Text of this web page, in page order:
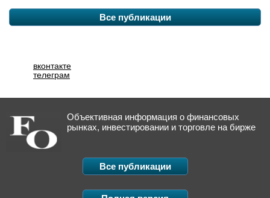
Все публикации
вконтакте
телеграм
Объективная информация о финансовых
рынках, инвестировании и торговле на бирже
Все публикации